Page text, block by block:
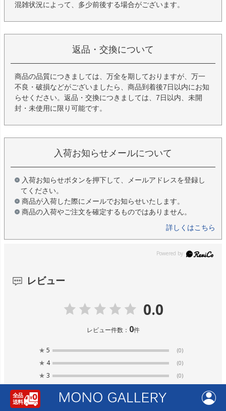
混雑状況によって、多少前後する場合がございます。
返品・交換について
商品の品質につきましては、万全を期しておりますが、万一
不良・破損などがございましたら、商品到着後7日以内にお知
らせください。返品・交換につきましては、7日以内、未開
封・未使用に限り可能です。
入荷お知らせメールについて
入荷お知らせボタンを押下して、メールアドレスを登録し
てください。
商品が入荷した際にメールでお知らせいたします。
商品の入荷やご注文を確定するものではありません。
詳しくはこちら
レビュー
0.0
レビュー件数： 0件
★ 5 (0)
★ 4 (0)
★ 3 (0)
★